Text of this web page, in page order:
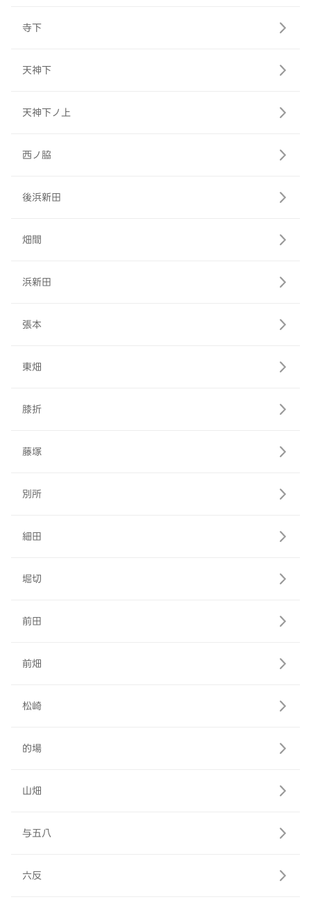
寺下
天神下
天神下ノ上
西ノ脇
後浜新田
畑間
浜新田
張本
東畑
膝折
藤塚
別所
細田
堀切
前田
前畑
松崎
的場
山畑
与五八
六反